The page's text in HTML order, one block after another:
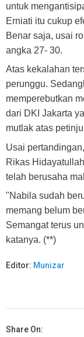
untuk
Erniati itu cukup
Benar saja, usai
angka 27- 30.
Atas kekalahan
perunggu.
memperebutkan
dari DKI Jakarta
mutlak atas
Usai
Rikas
telah berusaha
"Nabila sudah
memang belum
Semangat terus
katanya. (**)
Editor: Munizar
Share On: